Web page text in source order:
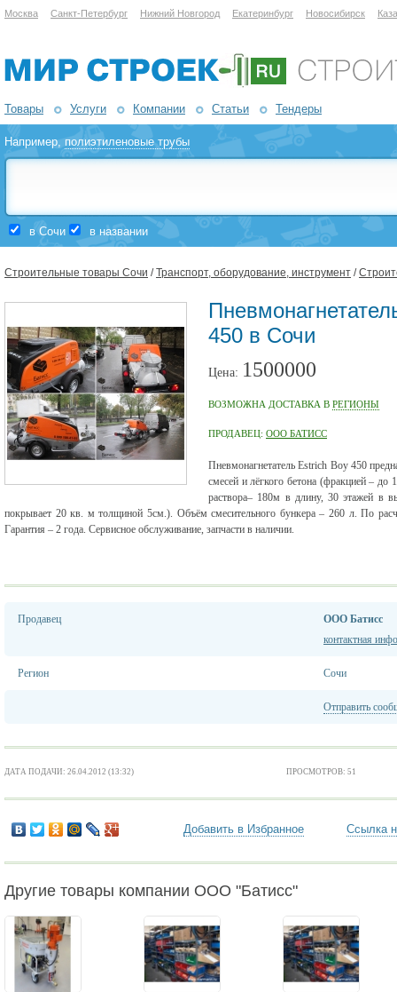
Москва Санкт-Петербург Нижний Новгород Екатеринбург Новосибирск
Товары Услуги Компании Статьи Тендеры
Например,полиэтиленовые трубы
в Сочи в названии
Строительные товары Сочи /Транспорт, оборудование, инструмент /
450 в Сочи
Цена: 1500000
ВОЗМОЖНА ДОСТАВКА В РЕГИОНЫ
ПРОДАВЕЦ: ООО БАТИСС
Пневмонагнетатель Estrich Boy 450
смесей и лёгкого бетона (фракцией –
раствора– 180м в длину, 30 этажей в
покрывает 20 кв. м толщиной 5см.). Объём смесительного бункера – 260 л. По
Гарантия – 2 года. Сервисное обслуживание, запчасти в наличии.
Продавец
ООО Батисс
контактная
Регион Сочи
Отправить
ДАТА ПОДАЧИ: 26.04.2012 (13:32) ПРОСМОТРОВ: 51
Добавить в Избранное Ссылка
Другие товары компании ООО "Батисс"